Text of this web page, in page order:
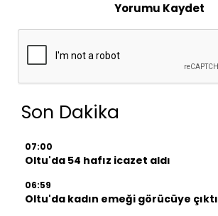
Yorumu Kaydet
Son Dakika
07:00
Oltu'da 54 hafız icazet aldı
06:59
Oltu'da kadın emeği görücüye çıktı